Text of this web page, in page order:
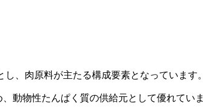
、肉原料が主たる構成要素となっています。
動物性たんぱく質の供給元として優れていま